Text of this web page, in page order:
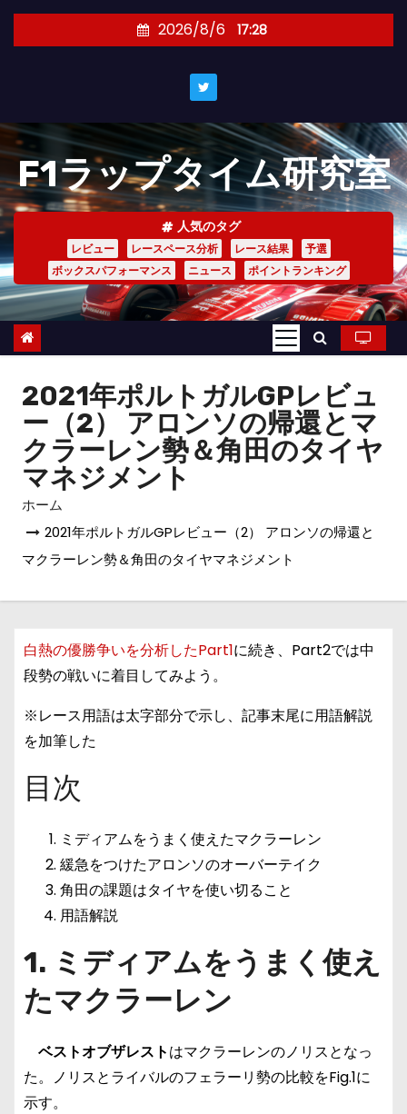
キ
ッ
プ
2026/8/6 17:28
F1ラップタイム研究室
人気のタグ
レビュー レースペース分析 レース結果
予選
ボックスパフォーマンス
ニュース ポイントランキング
2021年ポルトガルGPレビュ
ー（2） アロンソの帰還とマ
クラーレン勢＆角田のタイヤ
マネジメント
ホーム
2021年ポルトガルGPレビュー（2） アロンソの帰還と
マクラーレン勢＆角田のタイヤマネジメント
白熱の優勝争いを分析したPart1に続き、Part2では中
段勢の戦いに着目してみよう。
※レース用語は太字部分で示し、記事末尾に用語解説
を加筆した
目次
ミディアムをうまく使えたマクラーレン
緩急をつけたアロンソのオーバーテイク
角田の課題はタイヤを使い切ること
用語解説
1. ミディアムをうまく使え
たマクラーレン
ベストオブザレストはマクラーレンのノリスとなっ
た。ノリスとライバルのフェラーリ勢の比較をFig.1に
示す。